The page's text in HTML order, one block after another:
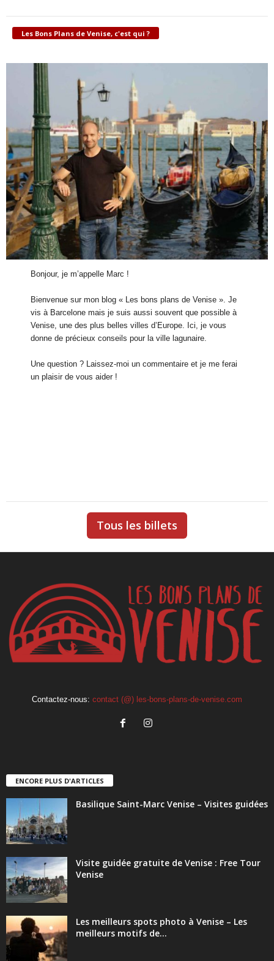
Les Bons Plans de Venise, c'est qui ?
Bonjour, je m’appelle Marc !
Bienvenue sur mon blog « Les bons plans de Venise ». Je
vis à Barcelone mais je suis aussi souvent que possible à
Venise, une des plus belles villes d’Europe. Ici, je vous
donne de précieux conseils pour la ville lagunaire.
Une question ? Laissez-moi un commentaire et je me ferai
un plaisir de vous aider !
Tous les billets
Contactez-nous: contact (@) les-bons-plans-de-venise.com
ENCORE PLUS D'ARTICLES
Basilique Saint-Marc Venise – Visites guidées
Visite guidée gratuite de Venise : Free Tour
Venise
Les meilleurs spots photo à Venise – Les
meilleurs motifs de...